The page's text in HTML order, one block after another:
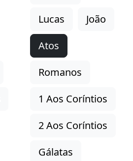
Lucas
João
Atos
Romanos
1 Aos Coríntios
2 Aos Coríntios
Gálatas